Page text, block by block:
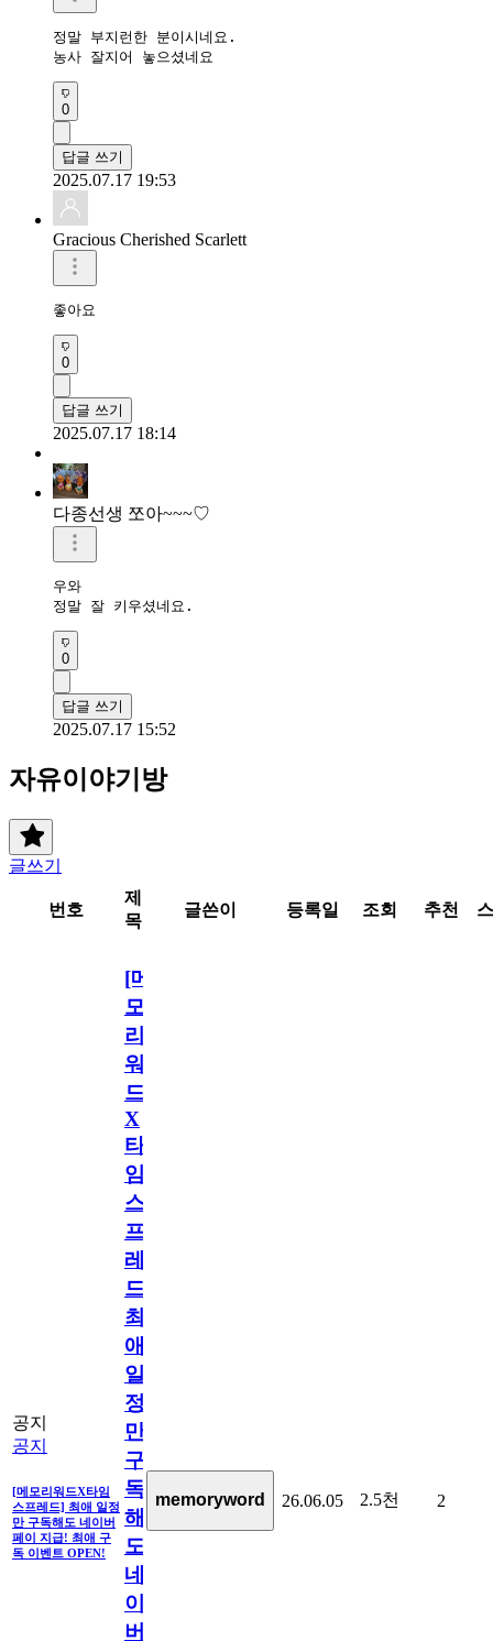
정말 부지런한 분이시네요.
농사 잘지어 놓으셨네요
0
답글 쓰기
2025.07.17 19:53
Gracious Cherished Scarlett
좋아요
0
답글 쓰기
2025.07.17 18:14
다종선생 쪼아~~~♡
우와
정말 잘 키우셨네요.
0
답글 쓰기
2025.07.17 15:52
자유이야기방
글쓰기
번호
제
목
글쓴이 등록일 조회 추천
공지
공지
[메모리워드X타임
스프레드] 최애 일정
만 구독해도 네이버
페이 지급! 최애 구
독 이벤트 OPEN!
[메
모
리
워
드
X
타
임
스
프
레
드]
최
애
일
정
만
구
독
해
도
네
이
버
memoryword 26.06.05 2.5천 2